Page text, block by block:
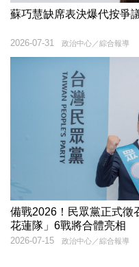
蘇巧慧缺席表決爆代按爭
政治中心／綜合報導
2026-07-31
備戰2026！民眾黨正式
花蓮隊」6戰將合體亮相
政治中心／綜合報導
2026-07-15